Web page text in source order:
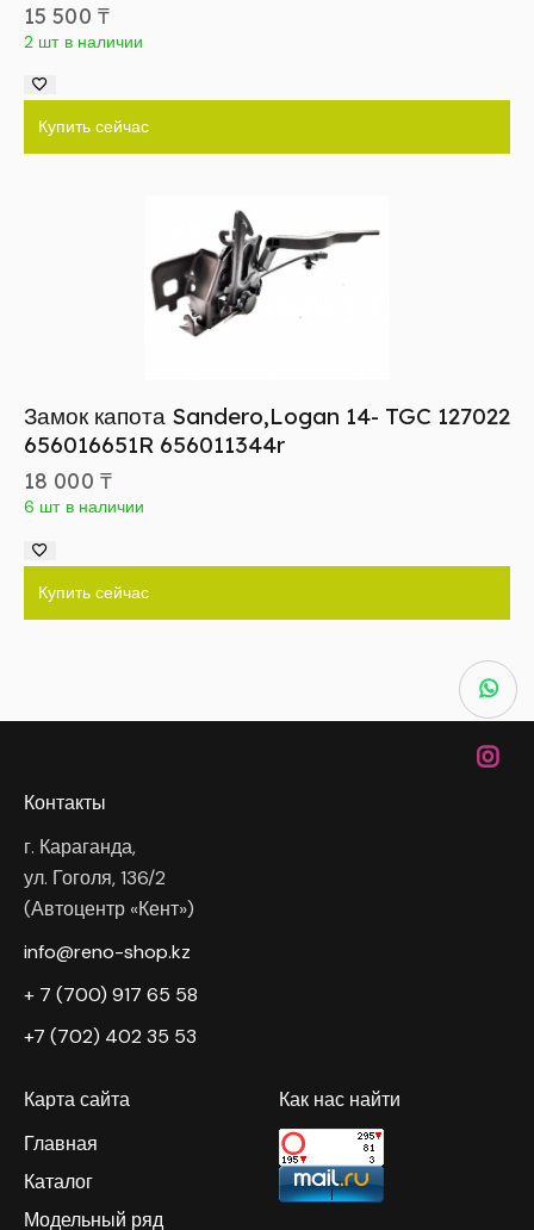
15 500 ₸
2 шт в наличии
Купить сейчас
Замок капота Sandero,Logan 14- TGC 127022
656016651R 656011344r
18 000 ₸
6 шт в наличии
Купить сейчас
Контакты
г. Караганда,
ул. Гоголя, 136/2
(Автоцентр «Кент»)
info@reno-shop.kz
+ 7 (700) 917 65 58
+7 (702) 402 35 53
Карта сайта
Главная
Каталог
Модельный ряд
Как нас найти